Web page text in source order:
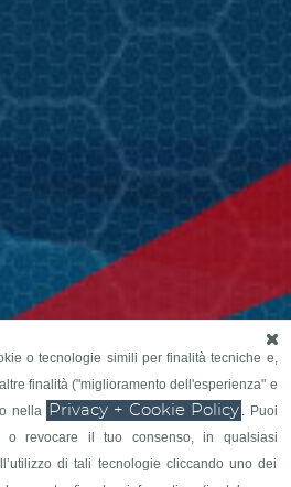
o tecnologie simili per finalità tecniche e,
finalità ("miglioramento dell'esperienza" e
nella Privacy + Cookie Policy . Puoi
o revocare il tuo consenso, in qualsiasi
di tali tecnologie cliccando uno dei